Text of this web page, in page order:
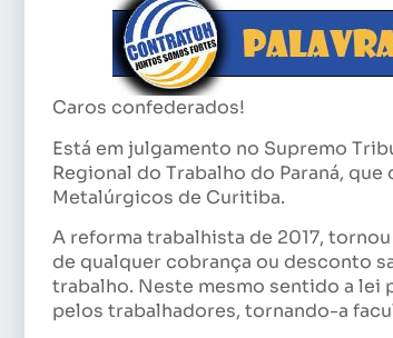
Caros confederados!
Está em julgamento no Supremo
Regional do Trabalho do Paraná,
Metalúrgicos de Curitiba.
A reforma trabalhista de 2017,
de qualquer cobrança ou desconto
trabalho. Neste mesmo sentido a
pelos trabalhadores, tornando-a